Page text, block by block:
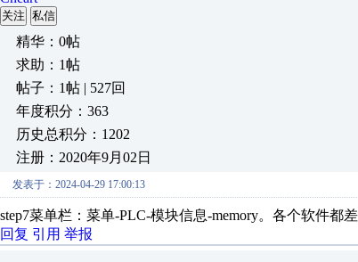
关注 私信
精华：0帖
求助：1帖
帖子：1帖 | 527回
年度积分：363
历史总积分：1202
注册：2020年9月02日
发表于：2024-04-29 17:00:13
step7菜单栏：菜单-PLC-模块信息-memory。各个软件都
回复 引用 举报